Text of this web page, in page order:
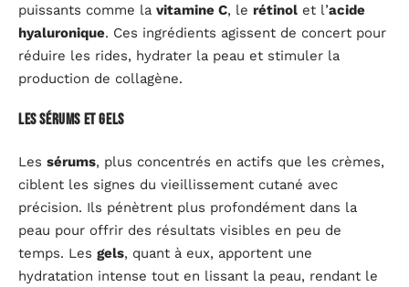
puissants comme la vitamine C, le rétinol et l’acide
hyaluronique. Ces ingrédients agissent de concert pour
réduire les rides, hydrater la peau et stimuler la
production de collagène.
Les sérums et gels
Les sérums, plus concentrés en actifs que les crèmes,
ciblent les signes du vieillissement cutané avec
précision. Ils pénètrent plus profondément dans la
peau pour offrir des résultats visibles en peu de
temps. Les gels, quant à eux, apportent une
hydratation intense tout en lissant la peau, rendant le